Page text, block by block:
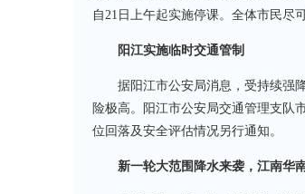
自21日上午起实施停课。全体市民尽
阳江实施临时交通管制
据阳江市公安局消息，受持续强
险极高。阳江市公安局交通管理支队
位回落及安全评估情况另行通知。
新一轮大范围降水来袭，江南华